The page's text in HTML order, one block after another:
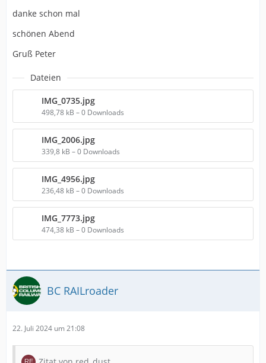
danke schon mal
schönen Abend
Gruß Peter
Dateien
IMG_0735.jpg
498,78 kB – 0 Downloads
IMG_2006.jpg
339,8 kB – 0 Downloads
IMG_4956.jpg
236,48 kB – 0 Downloads
IMG_7773.jpg
474,38 kB – 0 Downloads
BC RAILroader
22. Juli 2024 um 21:08